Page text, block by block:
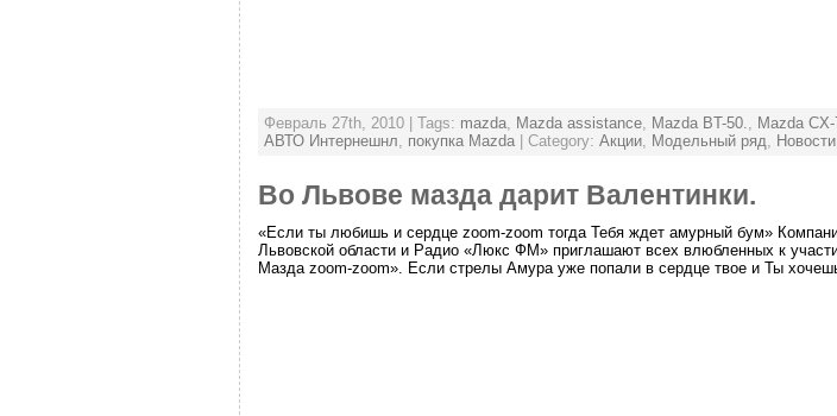
Февраль 27th, 2010 | Tags: mazda, Mazda assistance, Mazda BT-50., Mazda
АВТО Интернешнл, покупка Mazda | Category: Акции, Модельный ряд, Новости
Во Львове мазда дарит Валентинки.
«Если ты любишь и сердце zoom-zoom тогда Тебя ждет амурный бум»
Львовской области и Радио «Люкс ФМ» приглашают всех влюбленных к
Мазда zoom-zoom». Если стрелы Амура уже попали в сердце твое и Ты